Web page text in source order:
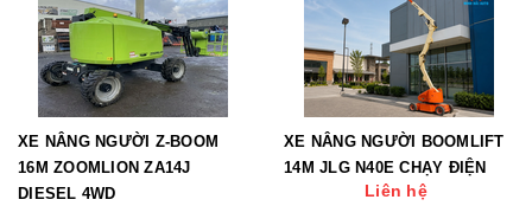
XE NÂNG NGƯỜI Z-BOOM
16M ZOOMLION ZA14J
DIESEL 4WD
XE NÂNG NGƯỜI BOOMLIFT
14M JLG N40E CHẠY ĐIỆN
Liên hệ